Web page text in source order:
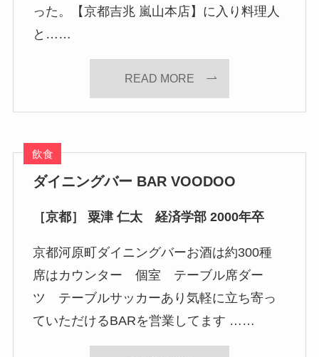
った。【京都吉兆 嵐山本店】に入り料理人
と……
READ MORE
飲食
ダイニングバー BAR VOODOO
［京都］ 粟津 仁太 経済学部 2000年卒
京都河原町ダイニングバーお酒は約300種
席はカウンター 個室 テーブル席ダー
ツ テーブルサッカーあり気軽に立ち寄っ
ていただけるBARを営業してます ……